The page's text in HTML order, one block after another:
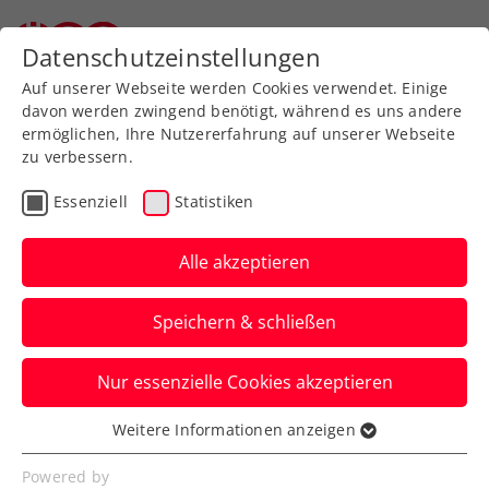
Zurück zur Newsübersicht
Turniere
US Open: Rodionov
fordert in der
Qualifikation Ex-
Weltranglisten-26.
Der erste Gegner von Österreichs
aktueller Nummer zwei in New York
lautet Filip Krajinovic.
Datenschutzeinstellungen
Auf unserer Webseite werden Cookies verwendet. Einige
davon werden zwingend benötigt, während es uns andere
ermöglichen, Ihre Nutzererfahrung auf unserer Webseite
zu verbessern.
Essenziell Statistiken
Alle akzeptieren
Speichern & schließen
Nur essenzielle Cookies akzeptieren
Essenziell
Essenzielle Cookies werden für grundlegende
Weitere Informationen anzeigen
Powered by